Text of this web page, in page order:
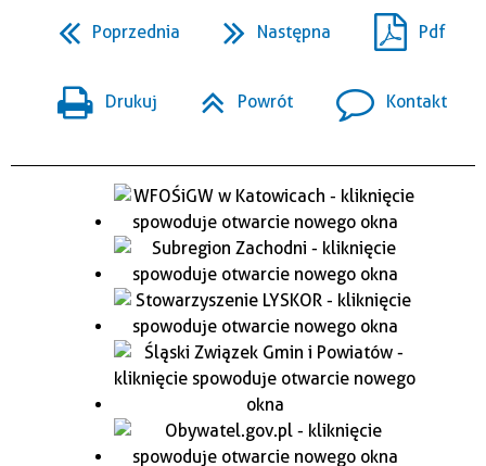
Poprzednia Następna Pdf
Drukuj Powrót Kontakt